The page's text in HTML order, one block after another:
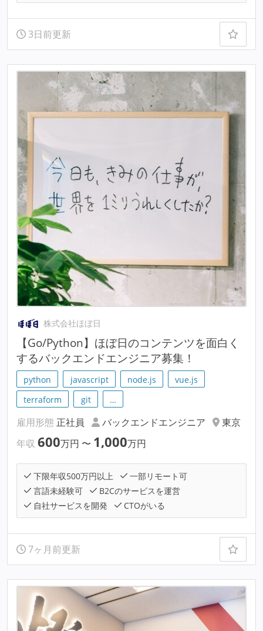
3日前更新
株式会社ほぼ日
【Go/Python】ほぼ日のコンテンツを面白く
するバックエンドエンジニア募集！
python javascript node.js
vue.js
terraform
git …
雇用形態 正社員 バックエンドエンジニア
東京
年収 600万円 〜 1,000万円
下限年収500万円以上
一部リモート可
言語未経験可
B2Cのサービスを運営
自社サービスを開発
CTOがいる
7ヶ月前更新